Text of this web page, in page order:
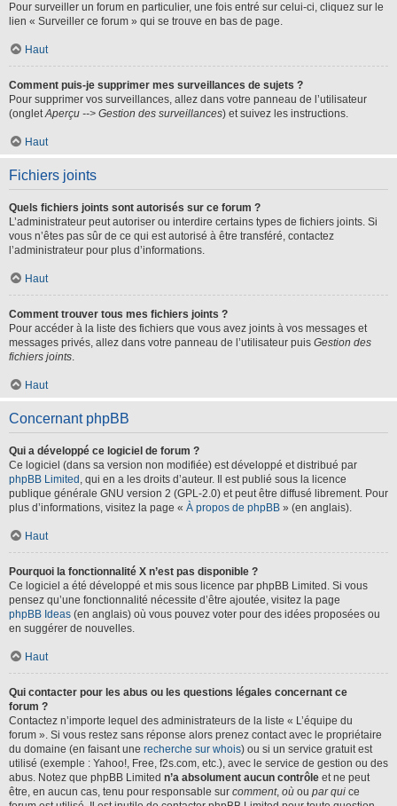
Pour surveiller un forum en particulier, une fois entré sur celui-ci, cliquez sur le
lien « Surveiller ce forum » qui se trouve en bas de page.
Haut
Comment puis-je supprimer mes surveillances de sujets ?
Pour supprimer vos surveillances, allez dans votre panneau de l’utilisateur
(ongletAperçu --> Gestion des surveillances) et suivez les instructions.
Haut
Fichiers joints
Quels fichiers joints sont autorisés sur ce forum ?
L’administrateur peut autoriser ou interdire certains types de fichiers joints. Si
vous n’êtes pas sûr de ce qui est autorisé à être transféré, contactez
l’administrateur pour plus d’informations.
Haut
Comment trouver tous mes fichiers joints ?
Pour accéder à la liste des fichiers que vous avez joints à vos messages et
messages privés, allez dans votre panneau de l’utilisateur puis Gestion des
fichiers joints.
Haut
Concernant phpBB
Qui a développé ce logiciel de forum ?
Ce logiciel (dans sa version non modifiée) est développé et distribué par
phpBB Limited , qui en a les droits d’auteur. Il est publié sous la licence
publique générale GNU version 2 (GPL-2.0) et peut être diffusé librement. Pour
plus d’informations, visitez la page « À propos de phpBB » (en anglais).
Haut
Pourquoi la fonctionnalité X n’est pas disponible ?
Ce logiciel a été développé et mis sous licence par phpBB Limited. Si vous
pensez qu’une fonctionnalité nécessite d’être ajoutée, visitez la page
phpBB Ideas (en anglais) où vous pouvez voter pour des idées proposées ou
en suggérer de nouvelles.
Haut
Qui contacter pour les abus ou les questions légales concernant ce
forum ?
Contactez n’importe lequel des administrateurs de la liste « L’équipe du
forum ». Si vous restez sans réponse alors prenez contact avec le propriétaire
du domaine (en faisant une recherche sur whois) ou si un service gratuit est
utilisé (exemple : Yahoo!, Free, f2s.com, etc.), avec le service de gestion ou des
abus. Notez que phpBB Limited n’a absolument aucun contrôle et ne peut
être, en aucun cas, tenu pour responsable sur comment, où ou par qui ce